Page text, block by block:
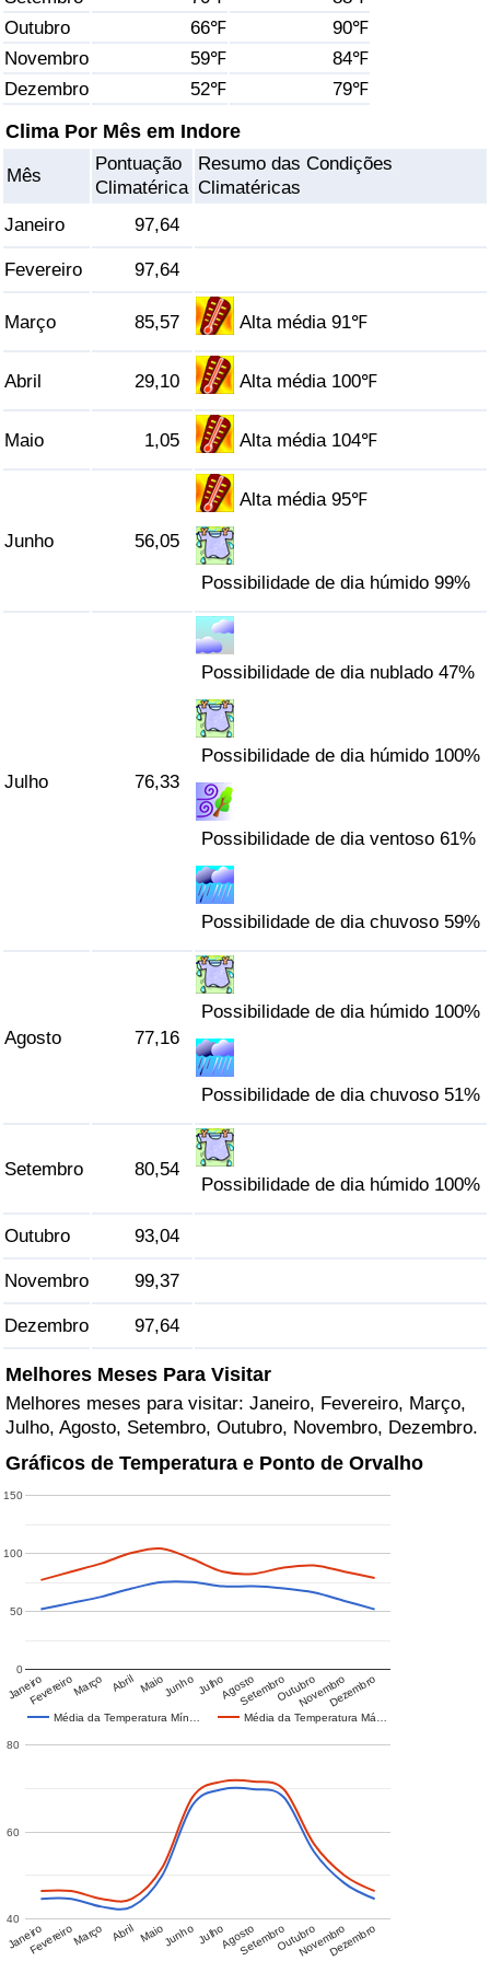
Outubro
66℉
90℉
Novembro
59℉
84℉
Dezembro
52℉ 79℉
Clima Por Mês em Indore
Mês
Pontuação
Climatérica
Resumo das Condições
Climatéricas
Janeiro
97,64
Fevereiro 97,64
Março 85,57 Alta média 91℉
Abril 29,10 Alta média 100℉
Maio 1,05 Alta média 104℉
Junho 56,05
Alta média 95℉
Possibilidade de dia húmido 99%
Julho 76,33
Possibilidade de dia nublado 47%
Possibilidade de dia húmido 100%
Possibilidade de dia ventoso 61%
Possibilidade de dia chuvoso 59%
Agosto 77,16
Possibilidade de dia húmido 100%
Possibilidade de dia chuvoso 51%
Setembro 80,54
Possibilidade de dia húmido 100%
Outubro 93,04
Novembro 99,37
Dezembro 97,64
Melhores Meses Para Visitar
Melhores meses para visitar: Janeiro, Fevereiro, Março,
Julho, Agosto, Setembro, Outubro, Novembro, Dezembro.
Gráficos de Temperatura e Ponto de Orvalho
Média da Temperatura Mín… Média da Temperatura Má…
JaneiroFevereiroMarço Abril MaioJunho JulhoAgostoSetembroOutubroNovembroDezembro
0
50
100
150
JaneiroFevereiroMarço Abril MaioJunho JulhoAgostoSetembroOutubroNovembroDezembro
40
60
80
Saúde
Indicador de Saúde (Atual)
Poluição
Indicador de Poluição (Atual)
Índice de poluição
Indicador de Poluição por País
Indicador de Trânsito
Indicador de Trânsito por País